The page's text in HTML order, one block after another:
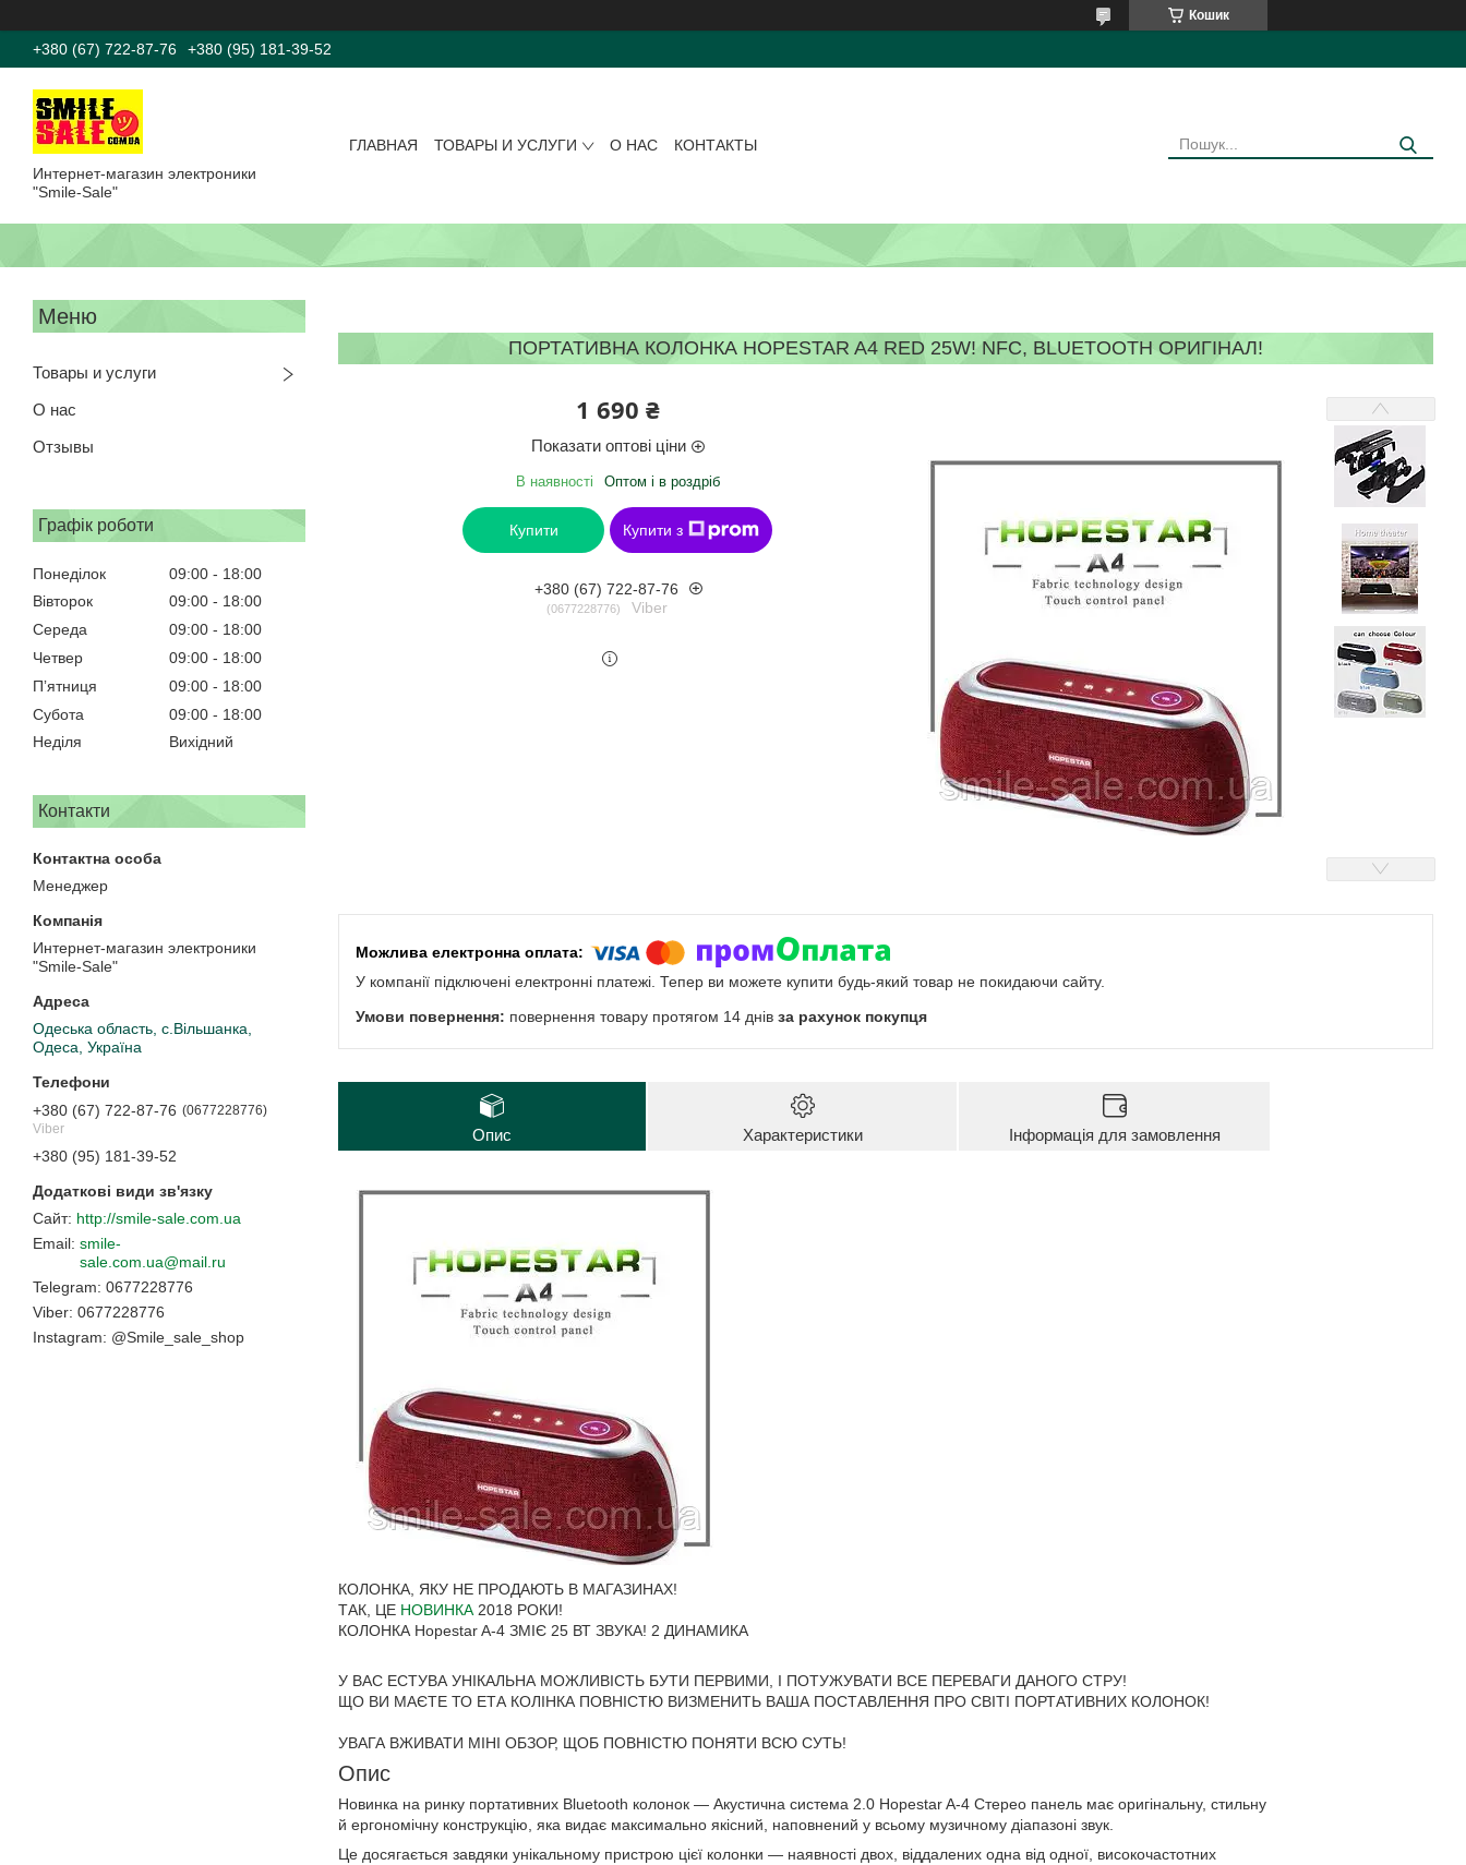
Кошик
+380 (67) 722-87-76 +380 (95) 181-39-52
Интернет-магазин электроники
"Smile-Sale"
ГЛАВНАЯ ТОВАРЫ И УСЛУГИ О НАС КОНТАКТЫ
Товары и услуги
О нас
Отзывы
Графік роботи
Понеділок 09:00
18:00
Вівторок
09:00
18:00
Середа
09:00
18:00
Четвер
09:00
18:00
Пʼятниця
09:00
18:00
Субота
09:00
18:00
Неділя
Вихідний
Контакти
Менеджер
Интернет-магазин электроники
"Smile-Sale"
Одеська область, с.Вільшанка,
Одеса, Україна
+380 (67) 722-87-76
0677228776
Viber
+380 (95) 181-39-52
http://smile-sale.com.ua
smile-
sale.com.ua@mail.ru
0677228776
0677228776
Instagram
@Smile_sale_shop
ПОРТАТИВНА КОЛОНКА HOPESTAR A4 RED 25W! NFC, BLUETOOTH ОРИГІНАЛ!
1 690 ₴
Показати оптові ціни
В наявності Оптом і в роздріб
Купити Купити з
+380 (67) 722-87-76
0677228776 Viber
У компанії підключені електронні платежі. Тепер ви можете купити будь-який товар не покидаючи сайту.
повернення товару протягом 14 днів за рахунок покупця
Опис Характеристики Інформація для замовлення
КОЛОНКА, ЯКУ НЕ ПРОДАЮТЬ В МАГАЗИНАХ!
ТАК, ЦЕ НОВИНКА2018 РОКИ!
КОЛОНКА Hopestar A-4 ЗМІЄ 25 ВТ ЗВУКА! 2 ДИНАМИКА
У ВАС ЕСТУВА УНІКАЛЬНА МОЖЛИВІСТЬ БУТИ ПЕРВИМИ, І ПОТУЖУВАТИ ВСЕ ПЕРЕВАГИ ДАНОГО СТРУ!
ЩО ВИ МАЄТЕ ТО ЕТА КОЛІНКА ПОВНІСТЮ ВИЗМЕНИТЬ ВАША ПОСТАВЛЕННЯ ПРО СВІТІ ПОРТАТИВНИХ КОЛОНОК!
УВАГА ВЖИВАТИ МІНІ ОБЗОР, ЩОБ ПОВНІСТЮ ПОНЯТИ ВСЮ СУТЬ!
Опис
Новинка на ринку портативних Bluetooth колонок — Акустична система 2.0 Hopestar A-4 Стерео панель має оригінальну, стильну
й ергономічну конструкцію, яка видає максимально якісний, наповнений у всьому музичному діапазоні звук.
Це досягається завдяки унікальному пристрою цієї колонки — наявності двох, віддалених одна від одної, високочастотних